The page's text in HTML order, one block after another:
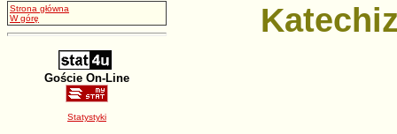
Strona główna
W górę
Goście On-Line
Statystyki